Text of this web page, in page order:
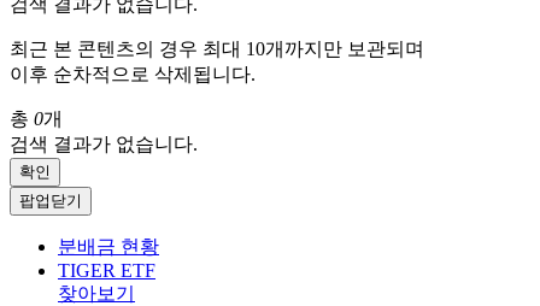
검색 결과가 없습니다.
최근 본 콘텐츠의 경우 최대 10개까지만 보관되며
이후 순차적으로 삭제됩니다.
총 0개
검색 결과가 없습니다.
확인
팝업닫기
분배금 현황
TIGER ETF
찾아보기